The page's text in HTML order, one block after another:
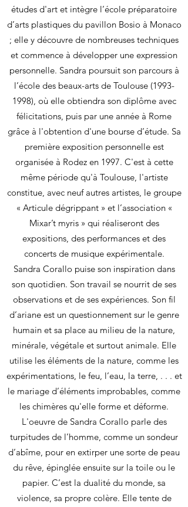
études d'art et intègre l’école préparatoire
d’arts plastiques du pavillon Bosio à Monaco
; elle y découvre de nombreuses techniques
et commence à développer une expression
personnelle. Sandra poursuit son parcours à
l’école des beaux-arts de Toulouse (1993-
1998), où elle obtiendra son diplôme avec
félicitations, puis par une année à Rome
grâce à l'obtention d'une bourse d’étude. Sa
première exposition personnelle est
organisée à Rodez en 1997. C'est à cette
même période qu'à Toulouse, l'artiste
constitue, avec neuf autres artistes, le groupe
« Articule dégrippant » et l’association «
Mixar’t myris » qui réaliseront des
expositions, des performances et des
concerts de musique expérimentale.
Sandra Corallo puise son inspiration dans
son quotidien. Son travail se nourrit de ses
observations et de ses expériences. Son fil
d’ariane est un questionnement sur le genre
humain et sa place au milieu de la nature,
minérale, végétale et surtout animale. Elle
utilise les éléments de la nature, comme les
expérimentations, le feu, l’eau, la terre, . . . et
le mariage d’éléments improbables, comme
les chimères qu'elle forme et déforme.
L'oeuvre de Sandra Corallo parle des
turpitudes de l’homme, comme un sondeur
d’abîme, pour en extirper une sorte de peau
du rêve, épinglée ensuite sur la toile ou le
papier. C’est la dualité du monde, sa
violence, sa propre colère. Elle tente de